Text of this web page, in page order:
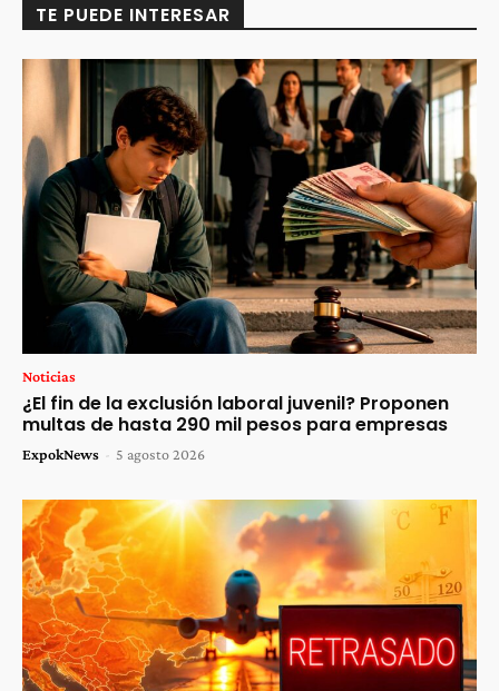
TE PUEDE INTERESAR
Noticias
¿El fin de la exclusión laboral juvenil? Proponen
multas de hasta 290 mil pesos para empresas
ExpokNews - 5 agosto 2026